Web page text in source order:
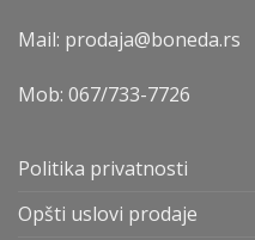
Mail: prodaja@boneda.rs
Mob: 067/733-7726
Politika privatnosti
Opšti uslovi prodaje